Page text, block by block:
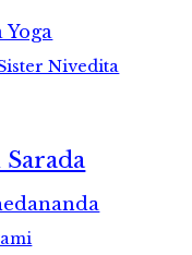
Yoga
Nivedita